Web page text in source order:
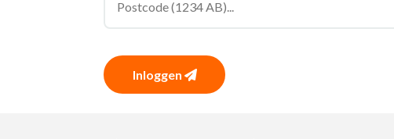
Inloggen